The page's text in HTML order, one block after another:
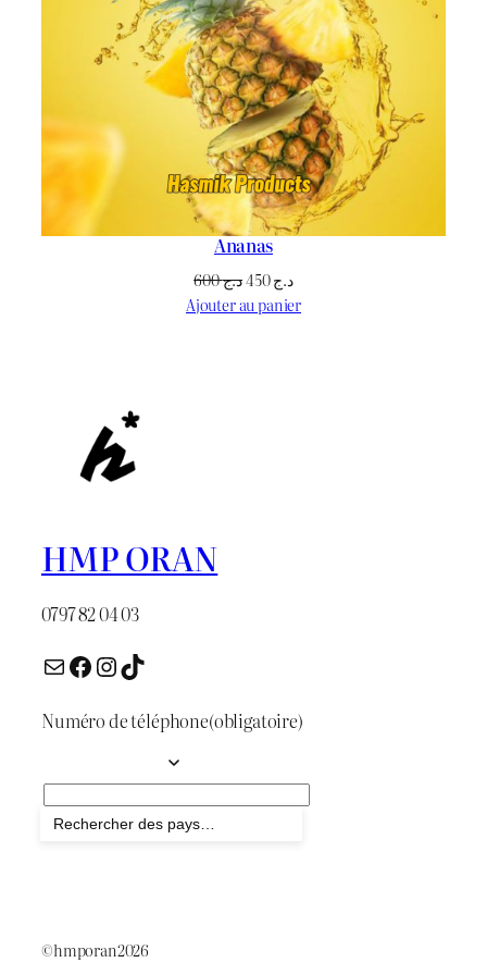
Ananas
د.ج600
Le
prix
د.ج450
Le
prix
Ajouter au panier
HMP ORAN
0797 82 04 03
E-mail Facebook InstagramTikTok
Numéro de téléphone(obligatoire)
Envoyer
©hmporan2026